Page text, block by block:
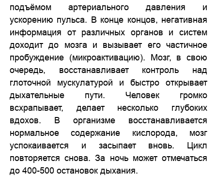
подъёмом артериального давления и
ускорению пульса. В конце концов, негативная
информация от различных органов и систем
доходит до мозга и вызывает его частичное
пробуждение (микроактивацию). Мозг, в свою
очередь, восстанавливает контроль над
глоточной мускулатурой и быстро открывает
дыхательные пути. Человек громко
всхрапывает, делает несколько глубоких
вдохов. В организме восстанавливается
нормальное содержание кислорода, мозг
успокаивается и засыпает вновь. Цикл
повторяется снова. За ночь может отмечаться
до 400-500 остановок дыхания.